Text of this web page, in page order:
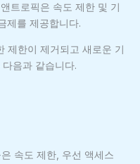
트로픽은 속도 제한 및 기
제를 제공합니다.
제한이 제거되고 새로운 기
음과 같습니다.
속도 제한, 우선 액세스